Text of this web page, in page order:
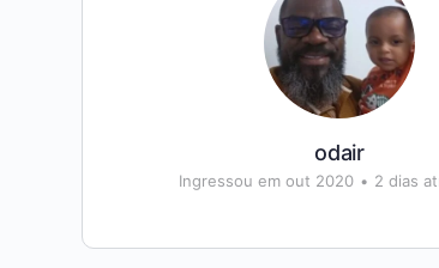
odair
Ingressou em out 2020 • 2 dias